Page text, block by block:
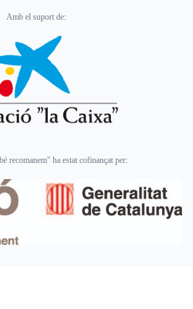
Amb el suport de:
recomanem" ha estat cofinançat per: